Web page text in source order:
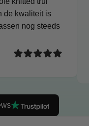
de kwaliteit is
nog steeds